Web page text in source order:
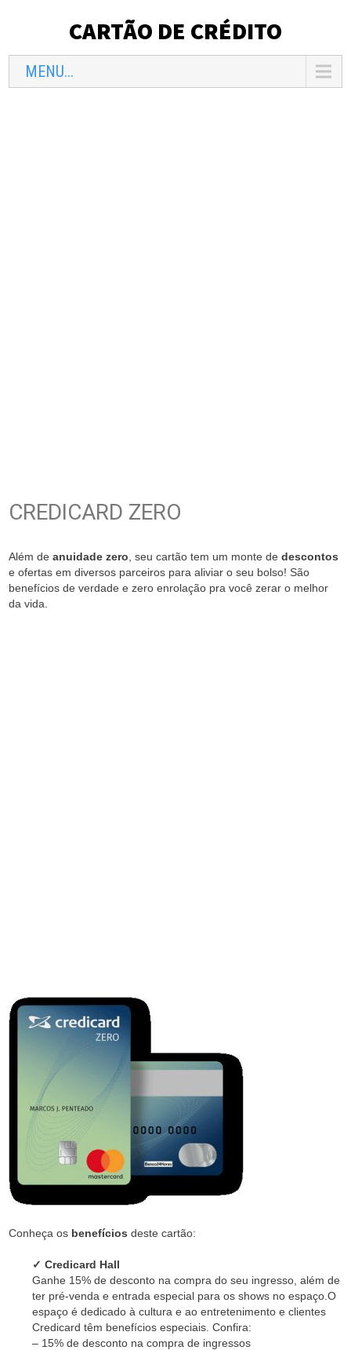
CARTÃO DE CRÉDITO
MENU...
CREDICARD ZERO
Além deanuidade zero , seu cartão tem um monte dedescontos
e ofertas em diversos parceiros para aliviar o seu bolso! São
benefícios de verdade e zero enrolação pra você zerar o melhor
da vida.
Conheça os benefícios deste cartão:
✓ Credicard Hall
Ganhe 15% de desconto na compra do seu ingresso, além de
ter pré-venda e entrada especial para os shows no espaço.O
espaço é dedicado à cultura e ao entretenimento e clientes
Credicard têm benefícios especiais. Confira:
– 15% de desconto na compra de ingressos